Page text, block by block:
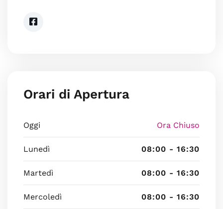
Orari di Apertura
Oggi Ora Chiuso
Lunedì 08:00 - 16:30
Martedì 08:00 - 16:30
Mercoledì 08:00 - 16:30